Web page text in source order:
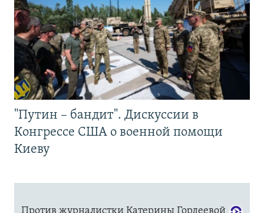
"Путин – бандит". Дискуссии в
Конгрессе США о военной помощи
Киеву